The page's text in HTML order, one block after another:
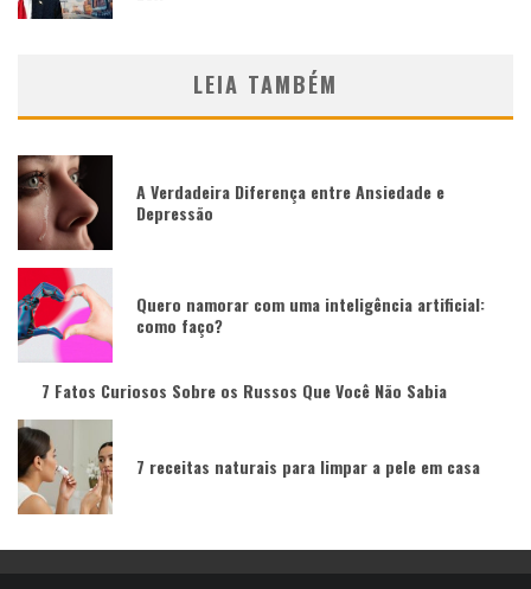
LEIA TAMBÉM
A Verdadeira Diferença entre Ansiedade e
Depressão
Quero namorar com uma inteligência artificial:
como faço?
7 Fatos Curiosos Sobre os Russos Que Você Não Sabia
7 receitas naturais para limpar a pele em casa